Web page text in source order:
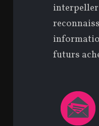
interpeller
futurs